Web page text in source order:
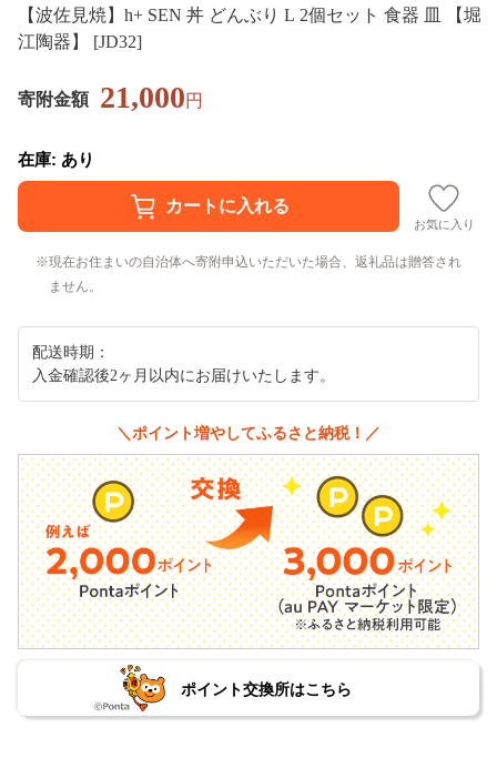
【波佐見焼】h+ SEN 丼 どんぶり L 2個セット 食器 皿 【堀
江陶器】 [JD32]
寄附金額 21,000円
在庫: あり
お気に入り
現在お住まいの自治体へ寄附申込いただいた場合、返礼品は贈答され
ません。
配送時期：
入金確認後2ヶ月以内にお届けいたします。
＼ポイント増やしてふるさと納税！／
ポイント交換所はこちら